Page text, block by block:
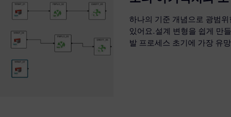
하나의 기준 개념으로 광범
있어요.설계 변형을 쉽게 만
발 프로세스 초기에 가장 유